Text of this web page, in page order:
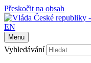
Přeskočit na obsah
EN
Menu
Vyhledávání